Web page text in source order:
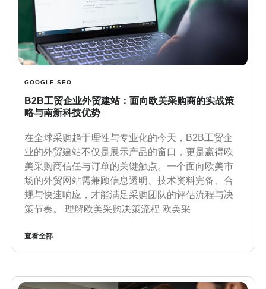
GOOGLE SEO
B2B工贸企业外贸建站：面向欧美采购商的实战策
略与南新科技优势
在全球采购趋于理性与专业化的今天，B2B工贸企
业的外贸建站不仅是展示产品的窗口，更是赢得欧
美采购商信任与订单的关键触点。一个面向欧美市
场的外贸网站需兼顾信息透明、技术资料完备、合
规与快速响应，才能满足采购团队的评估流程与决
策节奏。 理解欧美采购决策流程 欧美采
查看全部